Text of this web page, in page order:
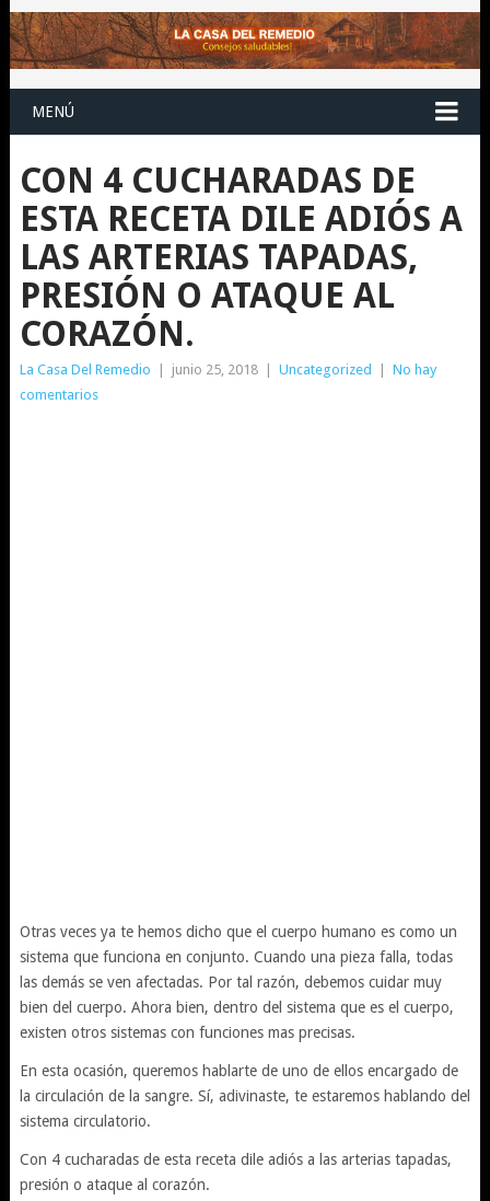
MENÚ
CON 4 CUCHARADAS DE
ESTA RECETA DILE ADIÓS A
LAS ARTERIAS TAPADAS,
PRESIÓN O ATAQUE AL
CORAZÓN.
La Casa Del Remedio junio 25, 2018 Uncategorized
No hay
comentarios
Otras veces ya te hemos dicho que el cuerpo humano es como un
sistema que funciona en conjunto. Cuando una pieza falla, todas
las demás se ven afectadas. Por tal razón, debemos cuidar muy
bien del cuerpo. Ahora bien, dentro del sistema que es el cuerpo,
existen otros sistemas con funciones mas precisas.
En esta ocasión, queremos hablarte de uno de ellos encargado de
la circulación de la sangre. Sí, adivinaste, te estaremos hablando del
sistema circulatorio.
Con 4 cucharadas de esta receta dile adiós a las arterias tapadas,
presión o ataque al corazón.